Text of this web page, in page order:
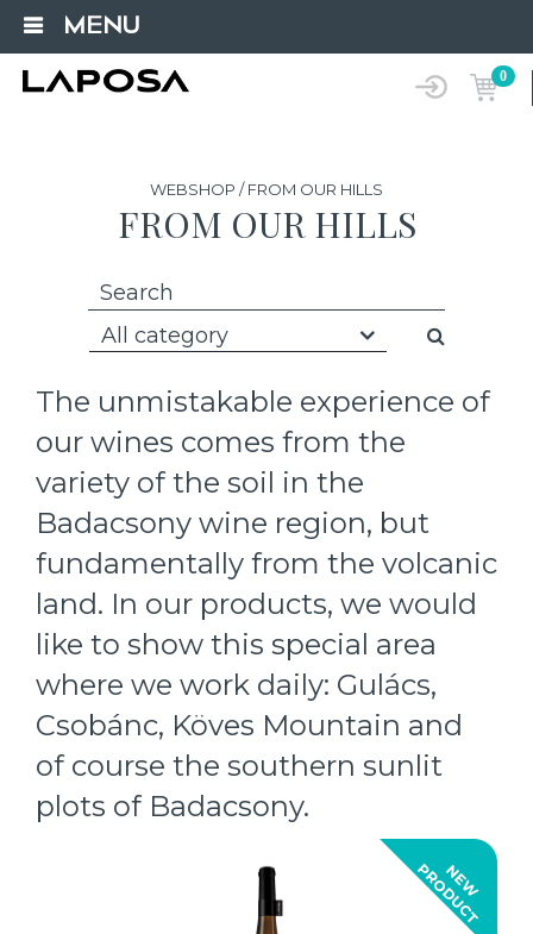
MENU
0
WEBSHOP / FROM OUR HILLS
FROM OUR HILLS
All category
The unmistakable experience of
our wines comes from the
variety of the soil in the
Badacsony wine region, but
fundamentally from the volcanic
land. In our products, we would
like to show this special area
where we work daily: Gulács,
Csobánc, Köves Mountain and
of course the southern sunlit
plots of Badacsony.
N
E
W
P
R
O
D
U
C
T